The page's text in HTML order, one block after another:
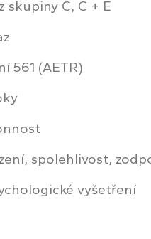
skupiny C, C + E
561 (AETR)
spolehlivost,
vyšetření